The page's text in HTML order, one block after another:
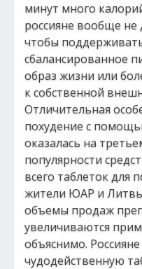
минут много
россияне вообще
чтобы
сбалансированное
образ жизни или
к собственной
Отличительная
похудение с
оказалась на
популярности
всего таблеток для
жители ЮАР и
объемы продаж
увеличиваются
объяснимо.
чудодейственную